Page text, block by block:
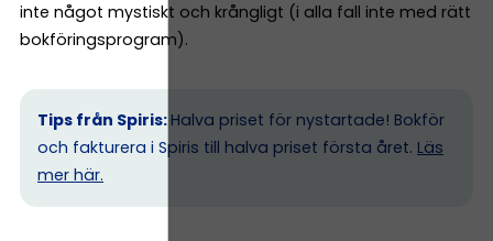
inte något mystiskt och krångligt (i alla fall inte med rätt
bokföringsprogram).
Tips från Spiris: Halva priset för nystartade! Bokför
och fakturera i Spiris till halva priset första året. Läs
mer här.